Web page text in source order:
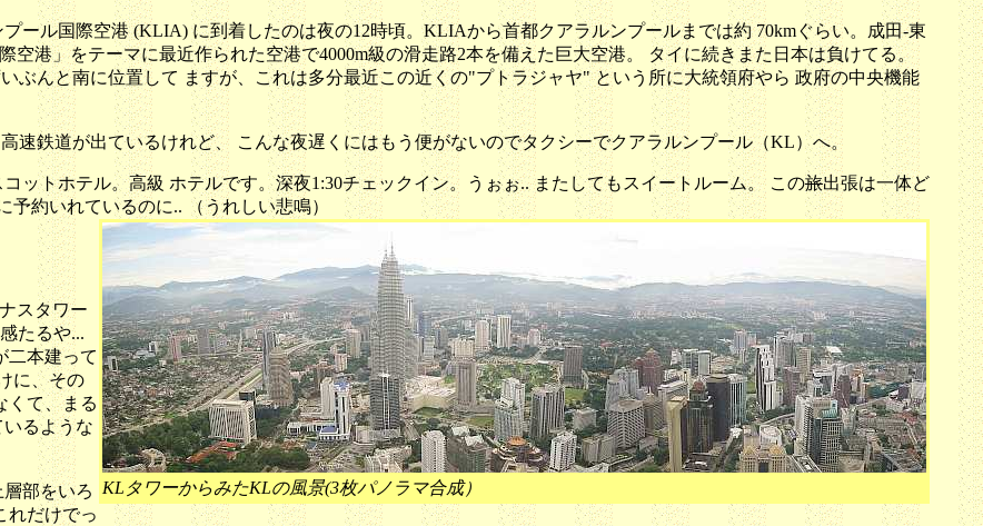
ール国際空港 (KLIA) に到着したのは夜の12時頃。KLIAから首都クアラルンプールまでは約 70kmぐらい。成田-東
港」をテーマに最近作られた空港で4000m級の滑走路2本を備えた巨大空港。 タイに続きまた日本は負けてる。
んと南に位置して ますが、これは多分最近この近くの"プトラジャヤ" という所に大統領府やら 政府の中央機能
鉄道が出ているけれど、 こんな夜遅くにはもう便がないのでタクシーでクアラルンプール（KL）へ。
ットホテル。高級 ホテルです。深夜1:30チェックイン。うぉぉ.. またしてもスイートルーム。 この旅出張は一体ど
約いれているのに.. （うれしい悲鳴）
KLタワーからみたKLの風景(3枚パノラマ合成）
スタワー
たるや...
二本建って
に、その
くて、まる
るような
部をいろ
れだけでっ